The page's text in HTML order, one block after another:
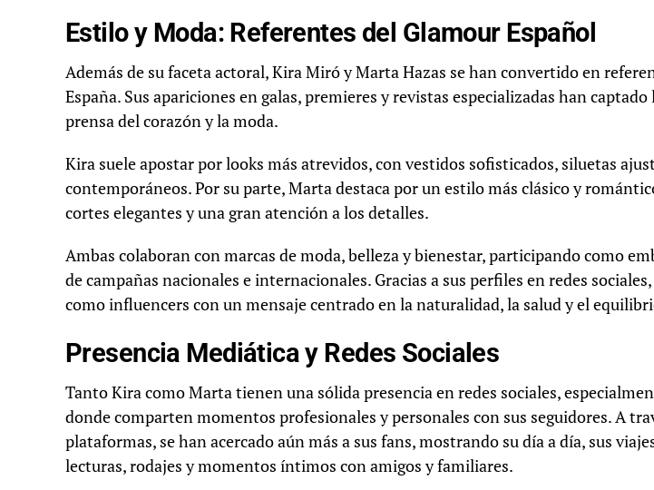
Estilo y Moda: Referentes del Glamour Español
Además de su faceta actoral, Kira Miró y Marta Hazas se han convertido en
España. Sus apariciones en galas, premieres y revistas especializadas han
prensa del corazón y la moda.
Kira suele apostar por looks más atrevidos, con vestidos sofisticados, siluetas
contemporáneos. Por su parte, Marta destaca por un estilo más clásico y
cortes elegantes y una gran atención a los detalles.
Ambas colaboran con marcas de moda, belleza y bienestar, participando como
de campañas nacionales e internacionales. Gracias a sus perfiles en redes
como influencers con un mensaje centrado en la naturalidad, la salud y el
Presencia Mediática y Redes Sociales
Tanto Kira como Marta tienen una sólida presencia en redes sociales,
donde comparten momentos profesionales y personales con sus seguidores. A
plataformas, se han acercado aún más a sus fans, mostrando su día a día, sus
lecturas, rodajes y momentos íntimos con amigos y familiares.